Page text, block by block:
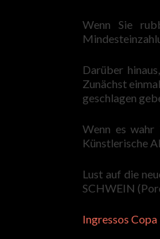
Wenn Sie
Darüber
Zunächst
geschlagen
Wenn es
Künstlerische
Lust auf die
SCHWEIN
Ingressos